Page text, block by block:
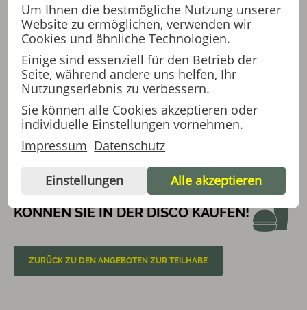
BEGINN: 18:00 UHR
ENDE: 20:00 UHR
EINTRITTS-GELD : 1,50€
GETRÄNKE UND EINEN KLEINEN IMBISS
KÖNNEN SIE IN DER DISCO KAUFEN!
ZURÜCK ZU DEN ANGEBOTEN ZUR TEILHABE
Um Ihnen die bestmögliche Nutzung unserer
Website zu ermöglichen, verwenden wir
Cookies und ähnliche Technologien.
Einige sind essenziell für den Betrieb der
Seite, während andere uns helfen, Ihr
Nutzungserlebnis zu verbessern.
Sie können alle Cookies akzeptieren oder
individuelle Einstellungen vornehmen.
Impressum Datenschutz
Einstellungen Alle akzeptieren